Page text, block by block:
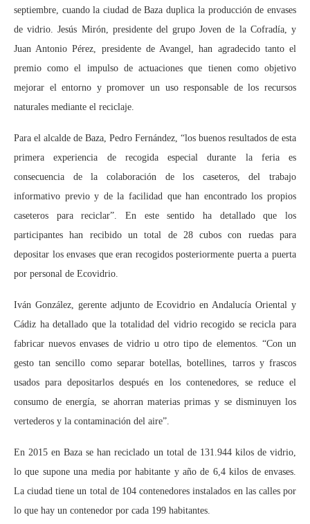
septiembre, cuando la ciudad de Baza duplica la producción de envases
de vidrio. Jesús Mirón, presidente del grupo Joven de la Cofradía, y
Juan Antonio Pérez, presidente de Avangel, han agradecido tanto el
premio como el impulso de actuaciones que tienen como objetivo
mejorar el entorno y promover un uso responsable de los recursos
naturales mediante el reciclaje.
Para el alcalde de Baza, Pedro Fernández, “los buenos resultados de esta
primera experiencia de recogida especial durante la feria es
consecuencia de la colaboración de los caseteros, del trabajo
informativo previo y de la facilidad que han encontrado los propios
caseteros para reciclar”. En este sentido ha detallado que los
participantes han recibido un total de 28 cubos con ruedas para
depositar los envases que eran recogidos posteriormente puerta a puerta
por personal de Ecovidrio.
Iván González, gerente adjunto de Ecovidrio en Andalucía Oriental y
Cádiz ha detallado que la totalidad del vidrio recogido se recicla para
fabricar nuevos envases de vidrio u otro tipo de elementos. “Con un
gesto tan sencillo como separar botellas, botellines, tarros y frascos
usados para depositarlos después en los contenedores, se reduce el
consumo de energía, se ahorran materias primas y se disminuyen los
vertederos y la contaminación del aire”.
En 2015 en Baza se han reciclado un total de 131.944 kilos de vidrio,
lo que supone una media por habitante y año de 6,4 kilos de envases.
La ciudad tiene un total de 104 contenedores instalados en las calles por
lo que hay un contenedor por cada 199 habitantes.